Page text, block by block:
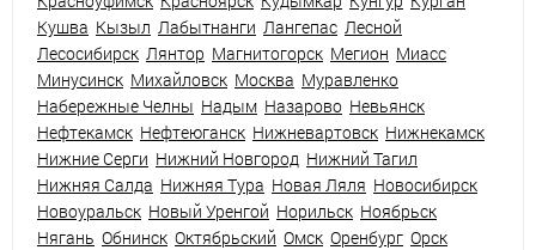
Кушва Кызыл Лабытнанги Лангепас Лесной
Лесосибирск Лянтор Магнитогорск Мегион Миасс
Минусинск Михайловск Москва Муравленко
Набережные Челны Надым Назарово Невьянск
Нефтекамск Нефтеюганск Нижневартовск Нижнекамск
Нижние Серги Нижний Новгород Нижний Тагил
Нижняя Салда Нижняя Тура Новая Ляля Новосибирск
Новоуральск Новый Уренгой Норильск Ноябрьск
Нягань Обнинск Октябрьский Омск Оренбург Орск